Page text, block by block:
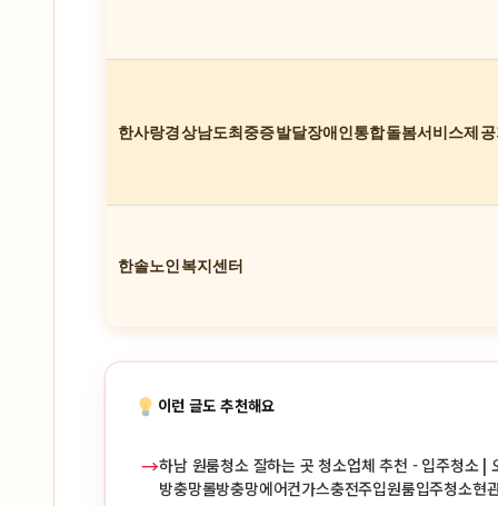
한사랑경상남도최중증발달장애인통합돌봄서비스제
한솔노인복지센터
이런 글도 추천해요
→하남 원룸청소 잘하는 곳 청소업체 추천 - 입주청소 |
방충망롤방충망에어컨가스충전주입원룸입주청소현